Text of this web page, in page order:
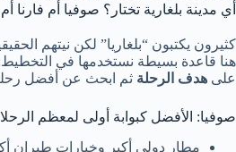
أي مدينة بلغارية تختار؟ صوفيا أم
كثيرون يكتبون “بلغاريا” لكن نيتهم
هنا قاعدة بسيطة نستخدمها في التخطيط:
على هدف الرحلة ثم ابحث عن أفضل
صوفيا: الأفضل كبوابة أولى لمعظم
مطار دولي أكبر وخيارات طيران